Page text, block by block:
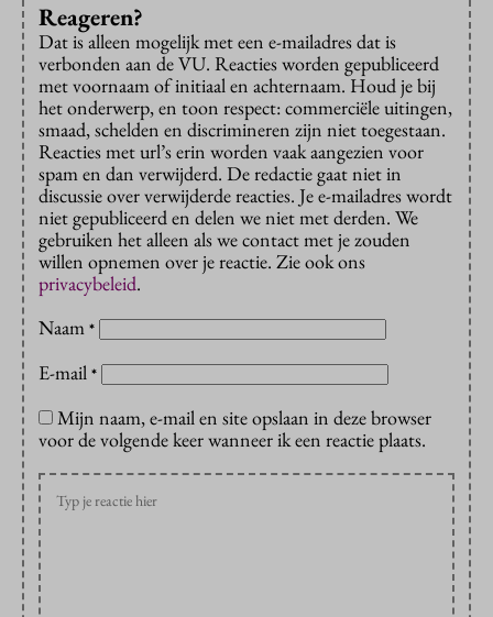
Reageren?
Dat is alleen mogelijk met een e-mailadres dat is
verbonden aan de VU. Reacties worden gepubliceerd
met voornaam of initiaal en achternaam. Houd je bij
het onderwerp, en toon respect: commerciële uitingen,
smaad, schelden en discrimineren zijn niet toegestaan.
Reacties met url’s erin worden vaak aangezien voor
spam en dan verwijderd. De redactie gaat niet in
discussie over verwijderde reacties. Je e-mailadres wordt
niet gepubliceerd en delen we niet met derden. We
gebruiken het alleen als we contact met je zouden
willen opnemen over je reactie. Zie ook ons
privacybeleid.
Naam *
E-mail *
Mijn naam, e-mail en site opslaan in deze browser
voor de volgende keer wanneer ik een reactie plaats.